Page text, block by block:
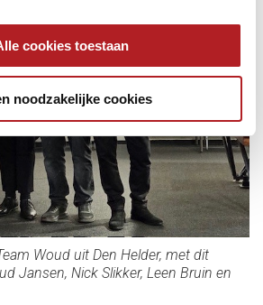
cookies toestaan
noodzakelijke cookies
Woud uit Den Helder, met dit
Jansen, Nick Slikker, Leen Bruin en